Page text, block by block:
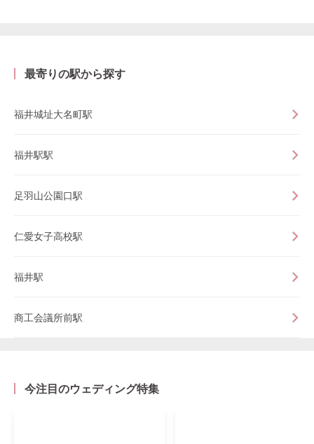
最寄りの駅から探す
福井城址大名町駅
福井駅駅
足羽山公園口駅
仁愛女子高校駅
福井駅
商工会議所前駅
今注目のウェディング特集